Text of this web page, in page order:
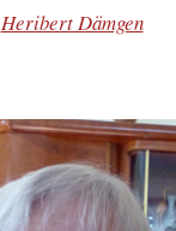
Heribert Dämgen